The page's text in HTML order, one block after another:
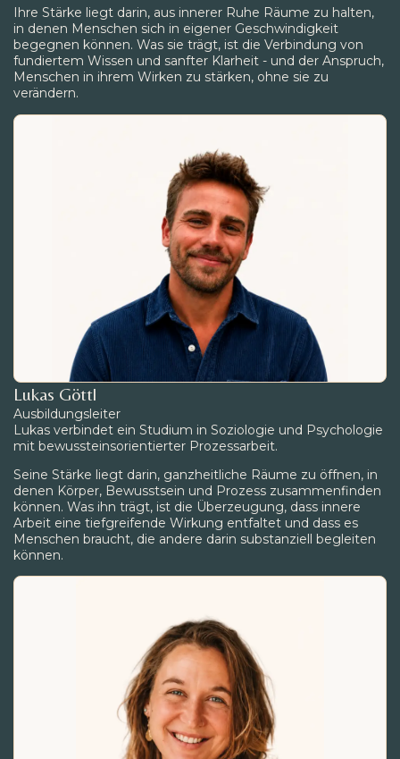
Ihre Stärke liegt darin, aus innerer Ruhe Räume zu halten,
in denen Menschen sich in eigener Geschwindigkeit
begegnen können. Was sie trägt, ist die Verbindung von
fundiertem Wissen und sanfter Klarheit - und der Anspruch,
Menschen in ihrem Wirken zu stärken, ohne sie zu
verändern.
Lukas Göttl
Ausbildungsleiter
Lukas verbindet ein Studium in Soziologie und Psychologie
mit bewussteinsorientierter Prozessarbeit.
Seine Stärke liegt darin, ganzheitliche Räume zu öffnen, in
denen Körper, Bewusstsein und Prozess zusammenfinden
können. Was ihn trägt, ist die Überzeugung, dass innere
Arbeit eine tiefgreifende Wirkung entfaltet und dass es
Menschen braucht, die andere darin substanziell begleiten
können.